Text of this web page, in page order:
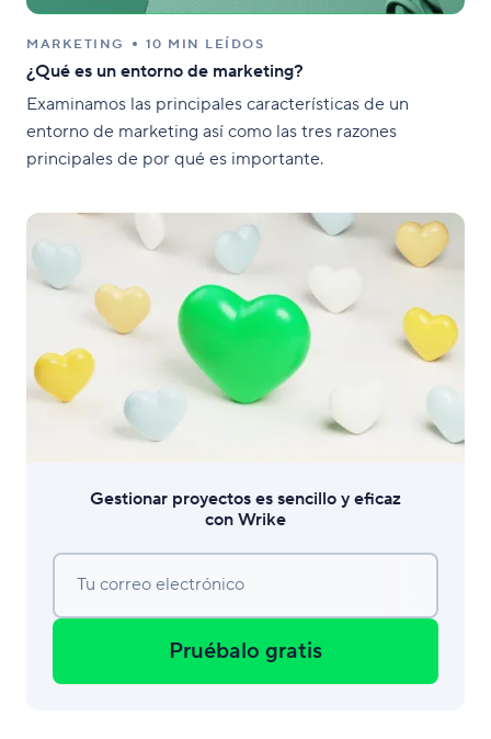
MARKETING 10 MIN LEÍDOS
¿Qué es un entorno de marketing?
Examinamos las principales características de un
entorno de marketing así como las tres razones
principales de por qué es importante.
Gestionar proyectos es sencillo y eficaz
con Wrike
Tu correo electrónico
Pruébalo gratis